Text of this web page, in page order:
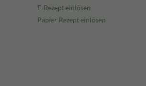
E-Rezept einlösen
Papier Rezept einlösen